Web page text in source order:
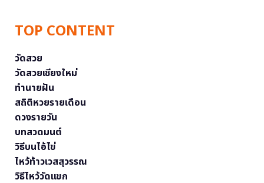
TOP CONTENT
วัดสวย
วัดสวยเชียงใหม่
ทำนายฝัน
สถิติหวยรายเดือน
ดวงรายวัน
บทสวดมนต์
วิธีบนไอ้ไข่
ไหว้ท้าวเวสสุวรรณ
วิธีไหว้วัดแขก